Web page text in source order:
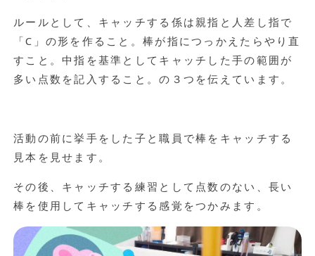
ルールとして、キャッチする係は親指と人差し指で
「C 」の形を作ること。棒が指につっかえたらやり直
すこと。中指を基準としてキャッチした手の範囲が
多い点数を記入すること。の３つを伝えています。
活動の前に挙手をした子と職員で棒をキャッチする
見本を見せます。
その後、キャッチする練習として点数のない、長い
棒を使用してキャッチする感覚をつかみます。